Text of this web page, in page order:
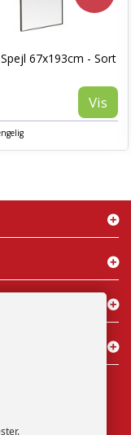
67x193cm - Sort
Vis